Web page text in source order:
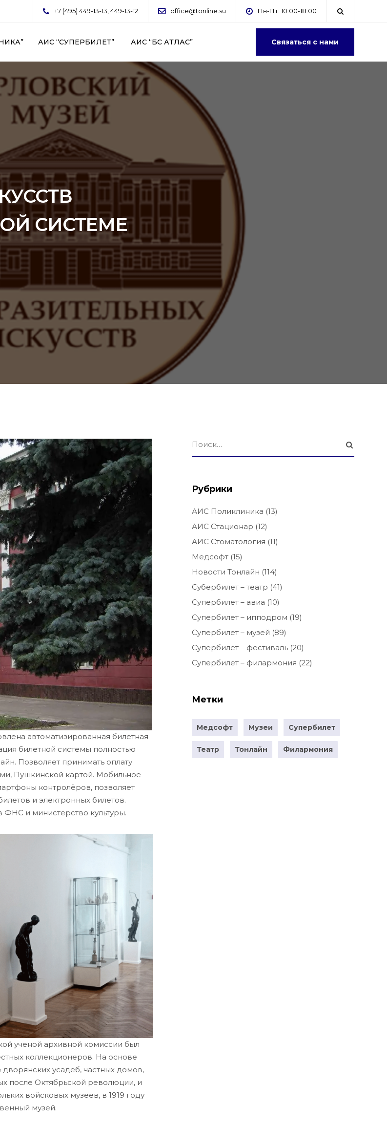
+7 (495) 449-13-13, 449-13-12 office@tonline.su Пн-Пт: 10:00-18:00
АИС “СУПЕРБИЛЕТ” АИС “БС АТЛАС” Связаться с нами
СИСТЕМЕ
автоматизированная билетная
билетной системы полностью
Позволяет принимать оплату
Пушкинской картой. Мобильное
контролёров, позволяет
и электронных билетов.
ФНС и министерство культуры.
ученой архивной комиссии был
коллекционеров. На основе
усадеб, частных домов,
после Октябрьской революции, и
войсковых музеев, в 1919 году
музей.
Рубрики
АИС Поликлиника (13)
АИС Стационар (12)
АИС Стоматология (11)
Медсофт(15)
Новости Тонлайн (114)
Субербилет – театр (41)
Супербилет – авиа (10)
Супербилет – ипподром (19)
Супербилет – музей (89)
Супербилет – фестиваль(20)
Супербилет – филармония (22)
Метки
Медсофт Музеи Супербилет
Театр Тонлайн Филармония